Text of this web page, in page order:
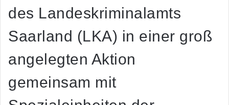
des Landeskriminalamts
Saarland (LKA) in einer groß
angelegten Aktion
gemeinsam mit